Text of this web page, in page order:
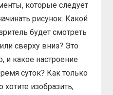
которые следует
рисунок. Какой
будет смотреть
сверху вниз? Это
и какое настроение
суток? Как только
изобразить,